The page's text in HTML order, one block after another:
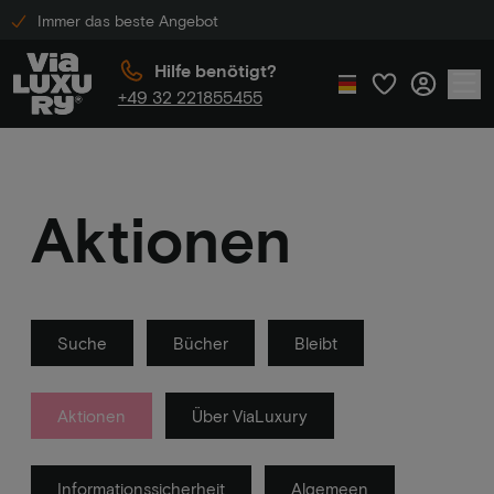
Immer das beste Angebot
Hilfe benötigt?
+49 32 221855455
Aktionen
Suche Bücher Bleibt
Aktionen Über ViaLuxury
Informationssicherheit Algemeen